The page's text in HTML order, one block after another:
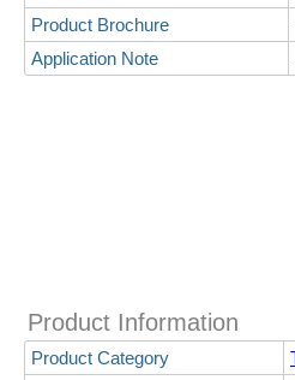
Product Brochure
Application Note
Product Information
Product Category